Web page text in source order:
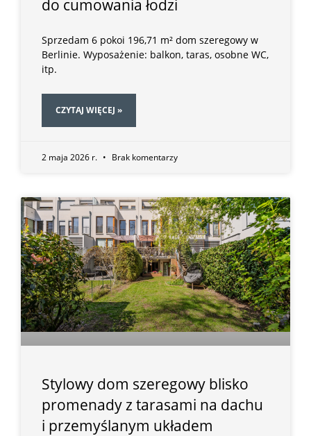
do cumowania łodzi
Sprzedam 6 pokoi 196,71 m² dom szeregowy w
Berlinie. Wyposażenie: balkon, taras, osobne WC,
itp.
CZYTAJ WIĘCEJ »
2 maja 2026 r. Brak komentarzy
Stylowy dom szeregowy blisko
promenady z tarasami na dachu
i przemyślanym układem